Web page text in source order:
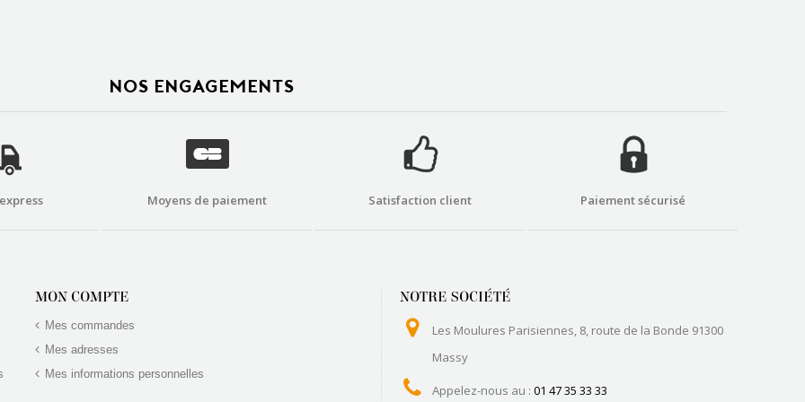
NOS ENGAGEMENTS
Moyens de paiement Satisfaction client Paiement sécurisé
MON COMPTE
Mes commandes
Mes adresses
Mes informations personnelles
NOTRE SOCIÉTÉ
Les Moulures Parisiennes, 8, route de la Bonde 91300
Massy
Appelez-nous au : 01 47 35 33 33